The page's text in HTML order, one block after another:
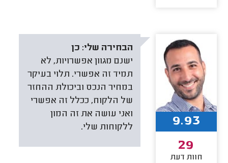
הבחירה שלי: כן
ישנם מגוון אפשרויות, לא
תמיד זה אפשרי. תלוי בעיקר
במחיר הנכס וביכולת ההחזר
של הלקוח, ככלל זה אפשרי
ואני עושה את זה המון
ללקוחות שלי.
9.93
29
חוות דעת